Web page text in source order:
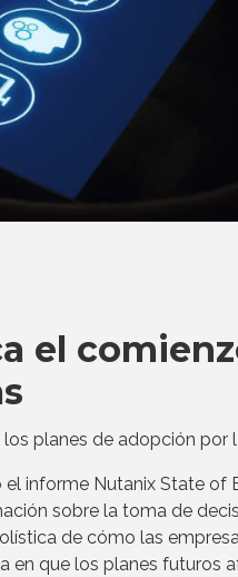
el
planes de adopción por
informe Nutanix State of
sobre la toma de
de cómo las
en que los planes futuros